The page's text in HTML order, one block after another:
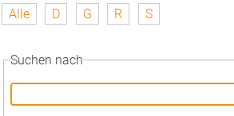
Alle D G R S
Suchen nach